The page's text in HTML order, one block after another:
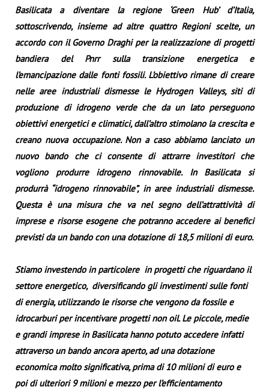
Basilicata a diventare la regione ‘Green Hub’ d’Italia,
sottoscrivendo, insieme ad altre quattro Regioni scelte, un
accordo con il Governo Draghi per la realizzazione di progetti
bandiera del Pnrr sulla transizione energetica e
l’emancipazione dalle fonti fossili. L’obiettivo rimane di creare
nelle aree industriali dismesse le Hydrogen Valleys, siti di
produzione di idrogeno verde che da un lato perseguono
obiettivi energetici e climatici, dall’altro stimolano la crescita e
creano nuova occupazione. Non a caso abbiamo lanciato un
nuovo bando che ci consente di attrarre investitori che
vogliono produrre idrogeno rinnovabile. In Basilicata si
produrrà “idrogeno rinnovabile”, in aree industriali dismesse.
Questa è una misura che va nel segno dell’attrattività di
imprese e risorse esogene che potranno accedere ai benefici
previsti da un bando con una dotazione di 18,5 milioni di euro.
Stiamo investendo in particolere in progetti che riguardano il
settore energetico, diversificando gli investimenti sulle fonti
di energia, utilizzando le risorse che vengono da fossile e
idrocarburi per incentivare progetti non oil. Le piccole, medie
e grandi imprese in Basilicata hanno potuto accedere infatti
attraverso un bando ancora aperto, ad una dotazione
economica molto significativa, prima di 10 milioni di euro e
poi di ulteriori 9 milioni e mezzo per l’efficientamento